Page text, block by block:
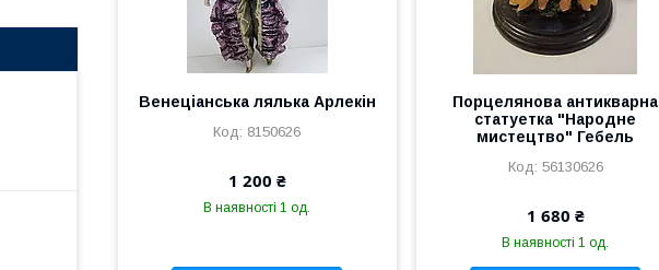
Венеціанська лялька Арлекін
8150626
1 200 ₴
В наявності 1 од.
Порцелянова антикварна
статуетка "Народне
мистецтво" Гебель
56130626
1 680 ₴
В наявності 1 од.